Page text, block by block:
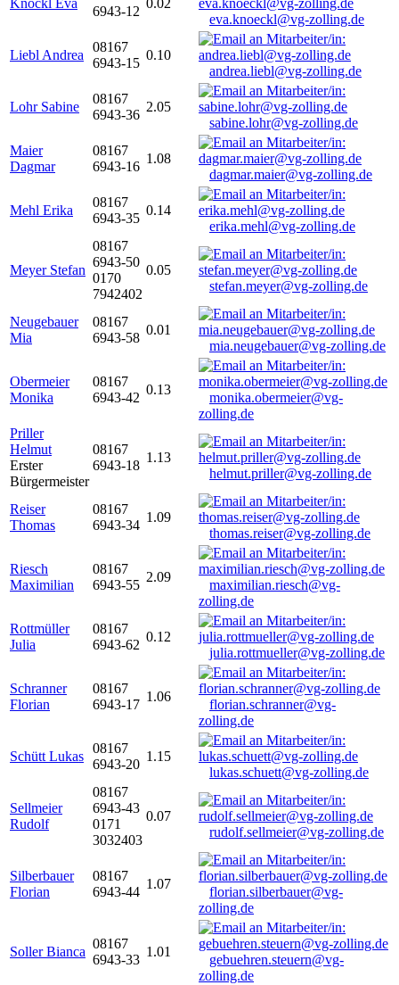
Knöckl Eva
6943-12
0.02
eva.knoeckl@vg-zolling.de
Liebl Andrea
08167
6943-15
0.10
andrea.liebl@vg-zolling.de
Lohr Sabine
08167
6943-36
2.05
sabine.lohr@vg-zolling.de
Maier
Dagmar
08167
6943-16
1.08
dagmar.maier@vg-zolling.de
Mehl Erika
08167
6943-35
0.14
erika.mehl@vg-zolling.de
Meyer Stefan
08167
6943-50
0170
7942402
0.05
stefan.meyer@vg-zolling.de
Neugebauer
Mia
08167
6943-58
0.01
mia.neugebauer@vg-zolling.de
Obermeier
Monika
08167
6943-42
0.13
monika.obermeier@vg-
zolling.de
Priller
Helmut
Erster
Bürgermeister
08167
6943-18
1.13
helmut.priller@vg-zolling.de
Reiser
Thomas
08167
6943-34
1.09
thomas.reiser@vg-zolling.de
Riesch
Maximilian
08167
6943-55
2.09
maximilian.riesch@vg-
zolling.de
Rottmüller
Julia
08167
6943-62
0.12
julia.rottmueller@vg-zolling.de
Schranner
Florian
08167
6943-17
1.06
florian.schranner@vg-
zolling.de
Schütt Lukas
08167
6943-20
1.15
lukas.schuett@vg-zolling.de
Sellmeier
Rudolf
08167
6943-43
0171
3032403
0.07
rudolf.sellmeier@vg-zolling.de
Silberbauer
Florian
08167
6943-44
1.07
florian.silberbauer@vg-
zolling.de
Soller Bianca
08167
6943-33
1.01
gebuehren.steuern@vg-
zolling.de